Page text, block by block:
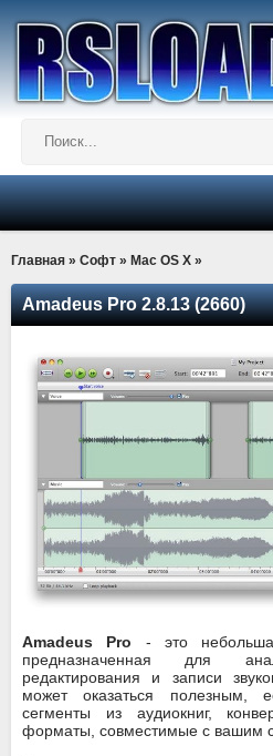
Главная » Софт » Mac OS X »
Amadeus Pro 2.8.13 (2660)
Amadeus Pro - это
предназначенная для
редактирования и записи
может оказаться полезным,
сегменты из аудиокниг,
форматы, совместимые с вашим